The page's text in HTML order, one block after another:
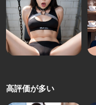
高評価が多い